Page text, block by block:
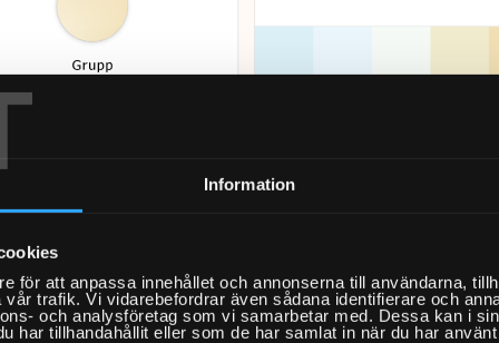
Information
för att anpassa innehållet och annonserna till användarna,
trafik. Vi vidarebefordrar även sådana identifierare och
och analysföretag som vi samarbetar med. Dessa kan i
har tillhandahållit eller som de har samlat in när du har